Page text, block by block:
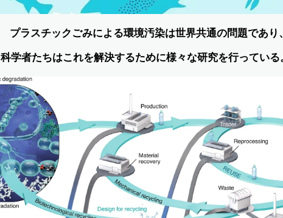
プラスチックごみによる環境汚染は世界共通の問題であり
科学者たちはこれを解決するために様々な研究を行ってい